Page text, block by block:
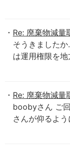
Re: 廃棄物減量
そうきました
は運用権限を
Re: 廃棄物減量
boobyさん ご
さんが仰るよ